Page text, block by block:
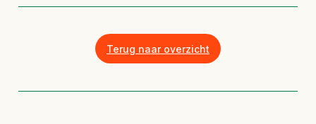
Terug naar overzicht